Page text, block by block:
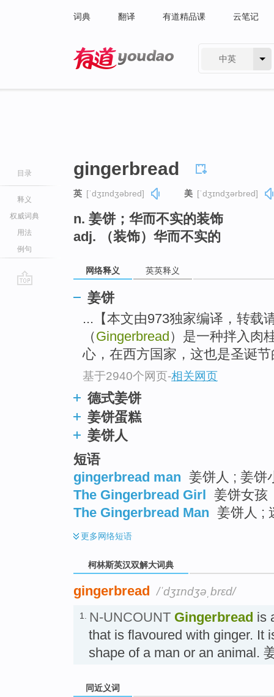
词典 翻译 有道精品课 云笔记
中英
目录
释义
权威词典
用法
例句
gingerbread
英 [ˈdʒɪndʒəbred] 美 [ˈdʒɪndʒərbred]
n. 姜饼；华而不实的装饰
adj. （装饰）华而不实的
网络释义 英英释义
姜饼
...【本文由973独家编译，转载
（Gingerbread ）是一种拌入肉
心，在西方国家，这也是圣诞
基于2940个网页-相关网页
德式姜饼
姜饼蛋糕
姜饼人
短语
gingerbread man 姜饼人 ; 姜饼
The Gingerbread Girl 姜饼女孩
The Gingerbread Man 姜饼人 ;
更多网络短语
柯林斯英汉双解大词典
gingerbread /ˈdʒɪndʒəˌbrɛd/
1. N-UNCOUNT Gingerbread is
that is flavoured with ginger. It
shape of a man or an animal.
同近义词